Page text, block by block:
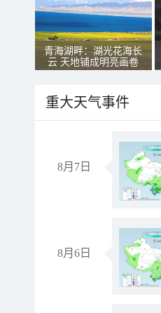
青海湖畔：湖光花海长
云 天地铺成明亮画卷
重大天气事件
8月7日
8月6日